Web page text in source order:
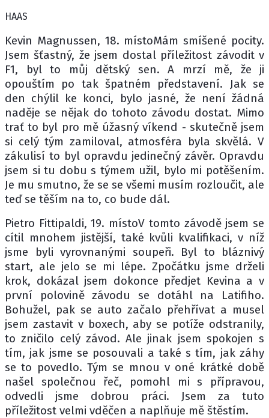
HAAS
Kevin Magnussen, 18. místoMám smíšené pocity.
Jsem šťastný, že jsem dostal příležitost závodit v
F1, byl to můj dětský sen. A mrzí mě, že ji
opouštím po tak špatném představení. Jak se
den chýlil ke konci, bylo jasné, že není žádná
naděje se nějak do tohoto závodu dostat. Mimo
trať to byl pro mě úžasný víkend - skutečně jsem
si celý tým zamiloval, atmosféra byla skvělá. V
zákulisí to byl opravdu jedinečný závěr. Opravdu
jsem si tu dobu s týmem užil, bylo mi potěšením.
Je mu smutno, že se se všemi musím rozloučit, ale
teď se těším na to, co bude dál.
Pietro Fittipaldi, 19. místoV tomto závodě jsem se
cítil mnohem jistější, také kvůli kvalifikaci, v níž
jsme byli vyrovnanými soupeři. Byl to bláznivý
start, ale jelo se mi lépe. Zpočátku jsme drželi
krok, dokázal jsem dokonce předjet Kevina a v
první polovině závodu se dotáhl na Latifiho.
Bohužel, pak se auto začalo přehřívat a musel
jsem zastavit v boxech, aby se potíže odstranily,
to zničilo celý závod. Ale jinak jsem spokojen s
tím, jak jsme se posouvali a také s tím, jak záhy
se to povedlo. Tým se mnou v oné krátké době
našel společnou řeč, pomohl mi s přípravou,
odvedli jsme dobrou práci. Jsem za tuto
příležitost velmi vděčen a naplňuje mě štěstím.